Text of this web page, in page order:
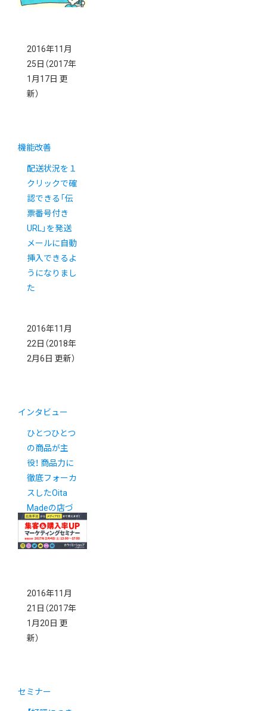
2016年11月
25日 （2017年
1月17日 更
新）
機能改善
配送状況を１
クリックで確
認できる「伝
票番号付き
URL」を発送
メールに自動
挿入できるよ
うになりまし
た
2016年11月
22日 （2018年
2月6日 更新）
インタビュー
ひとつひとつ
の商品が主
役！ 商品力に
徹底フォーカ
スしたOita
Madeの店づ
くり
2016年11月
21日 （2017年
1月20日 更
新）
セミナー